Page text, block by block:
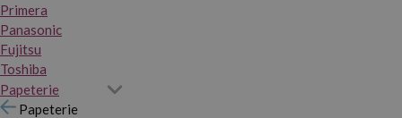
Primera
Panasonic
Fujitsu
Toshiba
Papeterie
Papeterie